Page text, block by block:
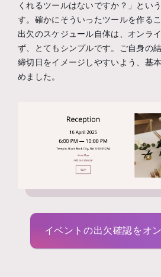
くれるツールはないですか？」とい
す。確かにそういったツールを作る
出欠のスケジュール自体は、オンラ
ず、とてもシンプルです。ご自身の
締切日をイメージしやすいよう、基
めました。
イベントの出欠確認をオ